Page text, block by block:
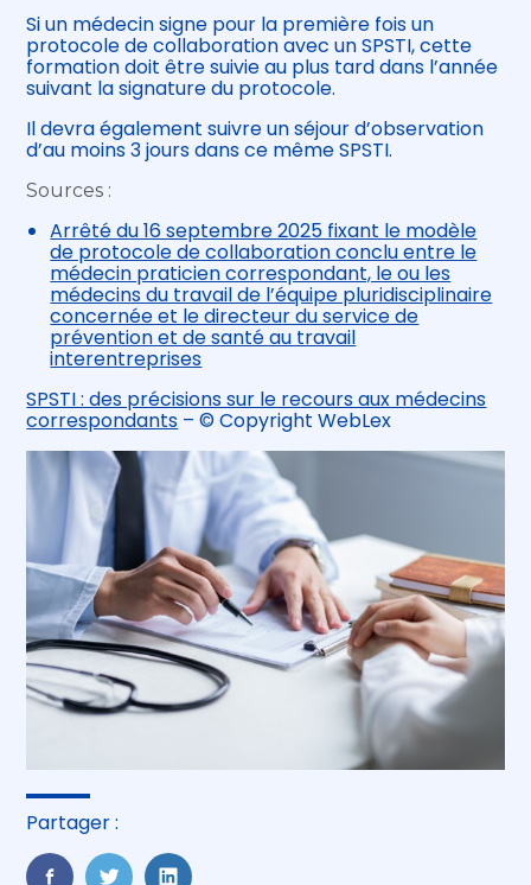
Si un médecin signe pour la première fois un
protocole de collaboration avec un SPSTI, cette
formation doit être suivie au plus tard dans l’année
suivant la signature du protocole.
Il devra également suivre un séjour d’observation
d’au moins 3 jours dans ce même SPSTI.
Sources :
Arrêté du 16 septembre 2025 fixant le modèle
de protocole de collaboration conclu entre le
médecin praticien correspondant, le ou les
médecins du travail de l’équipe pluridisciplinaire
concernée et le directeur du service de
prévention et de santé au travail
interentreprises
SPSTI : des précisions sur le recours aux médecins
correspondants – © Copyright WebLex
Partager :